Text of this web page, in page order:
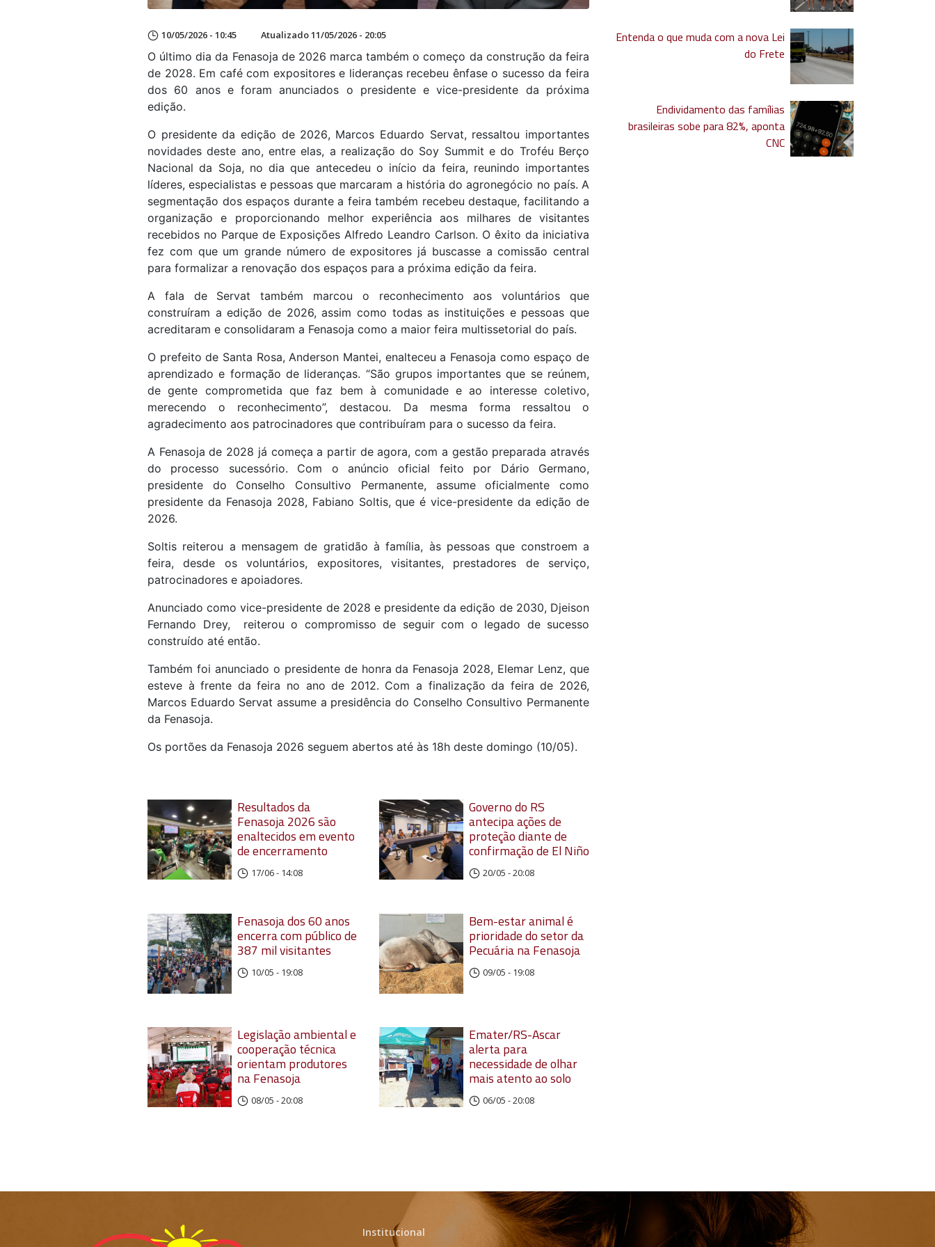
10/05/2026 - 10:45 Atualizado 11/05/2026 - 20:05
O último dia da Fenasoja de 2026 marca também o começo da construção da feira
de 2028. Em café com expositores e lideranças recebeu ênfase o sucesso da feira
dos 60 anos e foram anunciados o presidente e vice-presidente da próxima
edição.
O presidente da edição de 2026, Marcos Eduardo Servat, ressaltou importantes
novidades deste ano, entre elas, a realização do Soy Summit e do Troféu Berço
Nacional da Soja, no dia que antecedeu o início da feira, reunindo importantes
líderes, especialistas e pessoas que marcaram a história do agronegócio no país. A
segmentação dos espaços durante a feira também recebeu destaque, facilitando a
organização e proporcionando melhor experiência aos milhares de visitantes
recebidos no Parque de Exposições Alfredo Leandro Carlson. O êxito da iniciativa
fez com que um grande número de expositores já buscasse a comissão central
para formalizar a renovação dos espaços para a próxima edição da feira.
A fala de Servat também marcou o reconhecimento aos voluntários que
construíram a edição de 2026, assim como todas as instituições e pessoas que
acreditaram e consolidaram a Fenasoja como a maior feira multissetorial do país.
O prefeito de Santa Rosa, Anderson Mantei, enalteceu a Fenasoja como espaço de
aprendizado e formação de lideranças. “São grupos importantes que se reúnem,
de gente comprometida que faz bem à comunidade e ao interesse coletivo,
merecendo o reconhecimento”, destacou. Da mesma forma ressaltou o
agradecimento aos patrocinadores que contribuíram para o sucesso da feira.
A Fenasoja de 2028 já começa a partir de agora, com a gestão preparada através
do processo sucessório. Com o anúncio oficial feito por Dário Germano,
presidente do Conselho Consultivo Permanente, assume oficialmente como
presidente da Fenasoja 2028, Fabiano Soltis, que é vice-presidente da edição de
2026.
Soltis reiterou a mensagem de gratidão à família, às pessoas que constroem a
feira, desde os voluntários, expositores, visitantes, prestadores de serviço,
patrocinadores e apoiadores.
Anunciado como vice-presidente de 2028 e presidente da edição de 2030, Djeison
Fernando Drey, reiterou o compromisso de seguir com o legado de sucesso
construído até então.
Também foi anunciado o presidente de honra da Fenasoja 2028, Elemar Lenz, que
esteve à frente da feira no ano de 2012. Com a finalização da feira de 2026,
Marcos Eduardo Servat assume a presidência do Conselho Consultivo Permanente
da Fenasoja.
Os portões da Fenasoja 2026 seguem abertos até às 18h deste domingo (10/05).
Resultados da
Fenasoja 2026 são
enaltecidos em evento
de encerramento
17/06 - 14:08
Governo do RS
antecipa ações de
proteção diante de
confirmação de El Niño
20/05 - 20:08
Fenasoja dos 60 anos
encerra com público de
387 mil visitantes
10/05 - 19:08
Bem-estar animal é
prioridade do setor da
Pecuária na Fenasoja
09/05 - 19:08
Legislação ambiental e
cooperação técnica
orientam produtores
na Fenasoja
08/05 - 20:08
Emater/RS-Ascar
alerta para
necessidade de olhar
mais atento ao solo
06/05 - 20:08
Entenda o que muda com a nova Lei
do Frete
Endividamento das famílias
brasileiras sobe para 82%, aponta
CNC
Institucional